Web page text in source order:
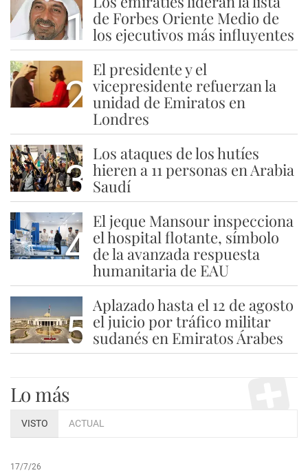
1 de Forbes Oriente Medio de
los ejecutivos más influyentes
2
El presidente y el
vicepresidente refuerzan la
unidad de Emiratos en
Londres
3
Los ataques de los hutíes
hieren a 11 personas en Arabia
Saudí
4
El jeque Mansour inspecciona
el hospital flotante, símbolo
de la avanzada respuesta
humanitaria de EAU
5
Aplazado hasta el 12 de agosto
el juicio por tráfico militar
sudanés en Emiratos Árabes
Lo más
VISTO ACTUAL
17/7/26